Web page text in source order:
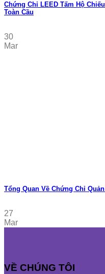
Chứng Chỉ LEED Tấm Hộ
Toàn Cầu
30
Mar
Tổng Quan Về Chứng Chỉ
27
Mar
VỀ CHÚNG TÔI